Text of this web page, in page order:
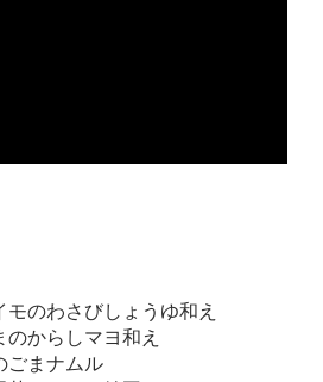
のわさびしょうゆ和え
からしマヨ和え
ごまナムル